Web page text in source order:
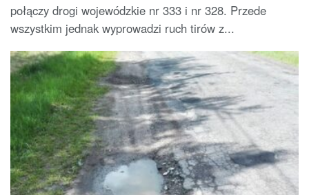
połączy drogi wojewódzkie nr 333 i nr 328. Przede
wszystkim jednak wyprowadzi ruch tirów z...